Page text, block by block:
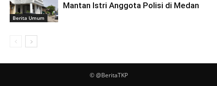
Berita Umum
Mantan Istri Anggota Polisi di Medan
© @BeritaTKP